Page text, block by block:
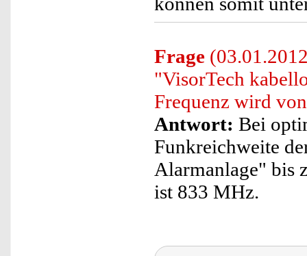
Frage
"VisorTech
Frequenz wird
Antwort: Bei
Funkreichweite
Alarmanlage" bis
ist 833 MHz.